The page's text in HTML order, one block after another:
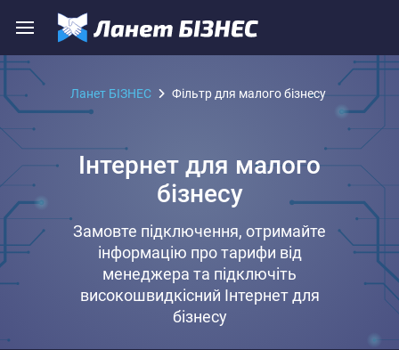
Ланет БІЗНЕС Фільтр для малого бізнесу
Інтернет для малого
бізнесу
Замовте підключення, отримайте
інформацію про тарифи від
менеджера та підключіть
високошвидкісний Інтернет для
бізнесу